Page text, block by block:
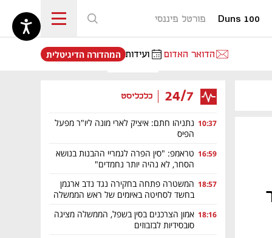
Duns 100 פורטל פיננסי
הדואר האדום ועידות
נפתח בכרטיסייה חדשה
המהדורה הדיגיטלית
24/7 כלכליסט
10:37 נתניהו חתם: איציק לארי מונה ליו"ר מפעל
הפיס
16:59 טראמפ: "סין הפרה לגמריי ההבנות בנושא
הסחר, לא נהיה יותר נחמדים"
18:57 המשטרה פתחה בחקירה נגד נדב ארגמן
בחשד לסחיטה באיומים של ראש הממשלה
18:16 אמון הצרכנים בסין בשפל, הממשלה מציגה
סובסידיות לבזבוזים